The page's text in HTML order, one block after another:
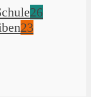
26
23